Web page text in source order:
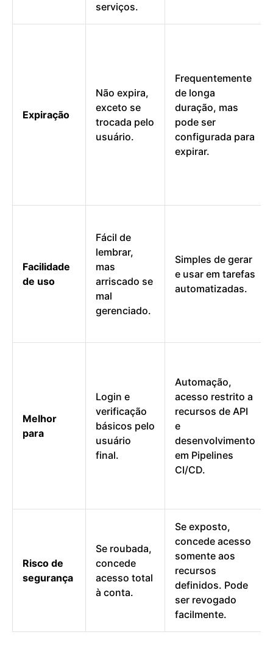
serviços.
Expiração
Não expira,
exceto se
trocada pelo
usuário.
Frequentemente
de longa
duração, mas
pode ser
configurada para
expirar.
Facilidade
de uso
Fácil de
lembrar,
mas
arriscado se
mal
gerenciado.
Simples de gerar
e usar em tarefas
automatizadas.
Melhor
para
Login e
verificação
básicos pelo
usuário
final.
Automação,
acesso restrito a
recursos de API
e
desenvolvimento
em Pipelines
CI/CD.
Risco de
segurança
Se roubada,
concede
acesso total
à conta.
Se exposto,
concede acesso
somente aos
recursos
definidos. Pode
ser revogado
facilmente.